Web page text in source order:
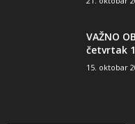
VAŽNO
četvrtak
15. oktobar